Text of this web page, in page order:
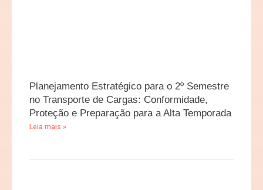
Planejamento Estratégico para o 2º Semestre
no Transporte de Cargas: Conformidade,
Proteção e Preparação para a Alta Temporada
Leia mais »